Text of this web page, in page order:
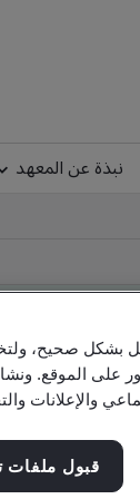
نبذة عن المعهد
Check
بشكل صحيح،
على الموقع.
والإعلانات
قبول ملفات